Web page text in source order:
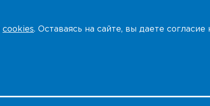
cookies. Оставаясь на сайте, вы даете согласие